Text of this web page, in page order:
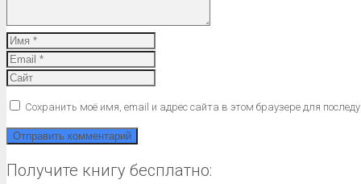
Сохранить моё имя, email и адрес сайта в этом браузере для
Получите книгу бесплатно: